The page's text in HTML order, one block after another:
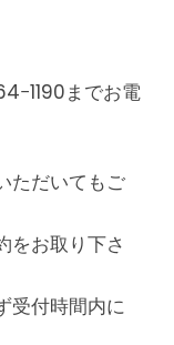
までお電
ただいてもご
をお取り下さ
受付時間内に